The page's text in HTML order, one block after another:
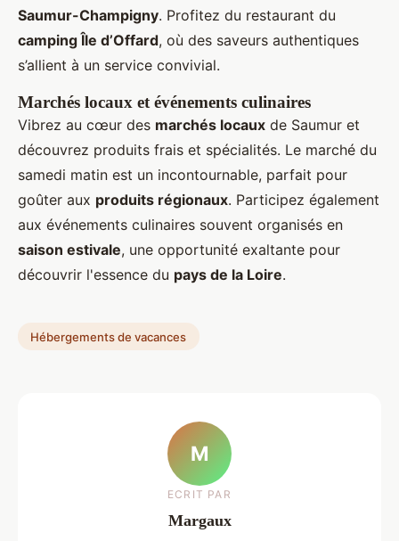
Saumur-Champigny. Profitez du restaurant du
camping Île d’Offard, où des saveurs authentiques
s’allient à un service convivial.
Marchés locaux et événements culinaires
Vibrez au cœur des marchés locaux de Saumur et
découvrez produits frais et spécialités. Le marché du
samedi matin est un incontournable, parfait pour
goûter aux produits régionaux. Participez également
aux événements culinaires souvent organisés en
saison estivale, une opportunité exaltante pour
découvrir l'essence du pays de la Loire.
Hébergements de vacances
M
ECRIT PAR
Margaux